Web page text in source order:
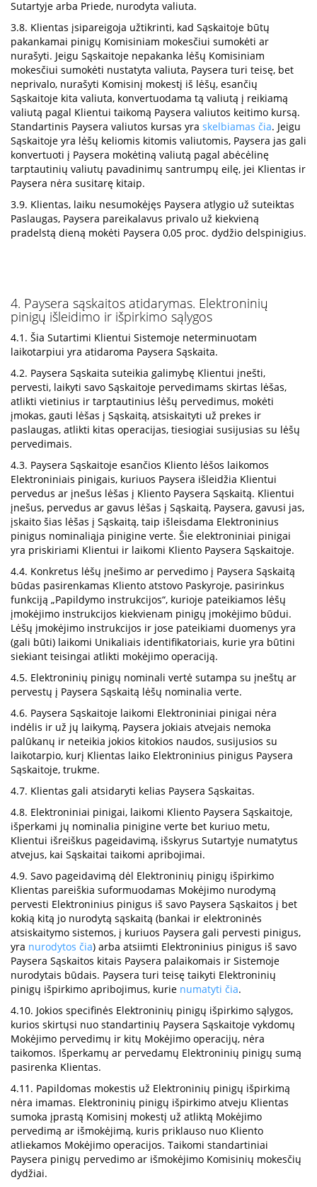
Sutartyje arba Priede, nurodyta valiuta.
3.8. Klientas įsipareigoja užtikrinti, kad Sąskaitoje būtų
pakankamai pinigų Komisiniam mokesčiui sumokėti ar
nurašyti. Jeigu Sąskaitoje nepakanka lėšų Komisiniam
mokesčiui sumokėti nustatyta valiuta, Paysera turi teisę, bet
neprivalo, nurašyti Komisinį mokestį iš lėšų, esančių
Sąskaitoje kita valiuta, konvertuodama tą valiutą į reikiamą
valiutą pagal Klientui taikomą Paysera valiutos keitimo kursą.
Standartinis Paysera valiutos kursas yra skelbiamas čia. Jeigu
Sąskaitoje yra lėšų keliomis kitomis valiutomis, Paysera jas gali
konvertuoti į Paysera mokėtiną valiutą pagal abėcėlinę
tarptautinių valiutų pavadinimų santrumpų eilę, jei Klientas ir
Paysera nėra susitarę kitaip.
3.9. Klientas, laiku nesumokėjęs Paysera atlygio už suteiktas
Paslaugas, Paysera pareikalavus privalo už kiekvieną
pradelstą dieną mokėti Paysera 0,05 proc. dydžio delspinigius.
4. Paysera sąskaitos atidarymas. Elektroninių
pinigų išleidimo ir išpirkimo sąlygos
4.1. Šia Sutartimi Klientui Sistemoje neterminuotam
laikotarpiui yra atidaroma Paysera Sąskaita.
4.2. Paysera Sąskaita suteikia galimybę Klientui įnešti,
pervesti, laikyti savo Sąskaitoje pervedimams skirtas lėšas,
atlikti vietinius ir tarptautinius lėšų pervedimus, mokėti
įmokas, gauti lėšas į Sąskaitą, atsiskaityti už prekes ir
paslaugas, atlikti kitas operacijas, tiesiogiai susijusias su lėšų
pervedimais.
4.3. Paysera Sąskaitoje esančios Kliento lėšos laikomos
Elektroniniais pinigais, kuriuos Paysera išleidžia Klientui
pervedus ar įnešus lėšas į Kliento Paysera Sąskaitą. Klientui
įnešus, pervedus ar gavus lėšas į Sąskaitą, Paysera, gavusi jas,
įskaito šias lėšas į Sąskaitą, taip išleisdama Elektroninius
pinigus nominaliąja pinigine verte. Šie elektroniniai pinigai
yra priskiriami Klientui ir laikomi Kliento Paysera Sąskaitoje.
4.4. Konkretus lėšų įnešimo ar pervedimo į Paysera Sąskaitą
būdas pasirenkamas Kliento atstovo Paskyroje, pasirinkus
funkciją „Papildymo instrukcijos“, kurioje pateikiamos lėšų
įmokėjimo instrukcijos kiekvienam pinigų įmokėjimo būdui.
Lėšų įmokėjimo instrukcijos ir jose pateikiami duomenys yra
(gali būti) laikomi Unikaliais identifikatoriais, kurie yra būtini
siekiant teisingai atlikti mokėjimo operaciją.
4.5. Elektroninių pinigų nominali vertė sutampa su įneštų ar
pervestų į Paysera Sąskaitą lėšų nominalia verte.
4.6. Paysera Sąskaitoje laikomi Elektroniniai pinigai nėra
indėlis ir už jų laikymą, Paysera jokiais atvejais nemoka
palūkanų ir neteikia jokios kitokios naudos, susijusios su
laikotarpio, kurį Klientas laiko Elektroninius pinigus Paysera
Sąskaitoje, trukme.
4.7. Klientas gali atsidaryti kelias Paysera Sąskaitas.
4.8. Elektroniniai pinigai, laikomi Kliento Paysera Sąskaitoje,
išperkami jų nominalia pinigine verte bet kuriuo metu,
Klientui išreiškus pageidavimą, išskyrus Sutartyje numatytus
atvejus, kai Sąskaitai taikomi apribojimai.
4.9. Savo pageidavimą dėl Elektroninių pinigų išpirkimo
Klientas pareiškia suformuodamas Mokėjimo nurodymą
pervesti Elektroninius pinigus iš savo Paysera Sąskaitos į bet
kokią kitą jo nurodytą sąskaitą (bankai ir elektroninės
atsiskaitymo sistemos, į kuriuos Paysera gali pervesti pinigus,
yra nurodytos čia) arba atsiimti Elektroninius pinigus iš savo
Paysera Sąskaitos kitais Paysera palaikomais ir Sistemoje
nurodytais būdais. Paysera turi teisę taikyti Elektroninių
pinigų išpirkimo apribojimus, kurie numatyti čia.
4.10. Jokios specifinės Elektroninių pinigų išpirkimo sąlygos,
kurios skirtųsi nuo standartinių Paysera Sąskaitoje vykdomų
Mokėjimo pervedimų ir kitų Mokėjimo operacijų, nėra
taikomos. Išperkamų ar pervedamų Elektroninių pinigų sumą
pasirenka Klientas.
4.11. Papildomas mokestis už Elektroninių pinigų išpirkimą
nėra imamas. Elektroninių pinigų išpirkimo atveju Klientas
sumoka įprastą Komisinį mokestį už atliktą Mokėjimo
pervedimą ar išmokėjimą, kuris priklauso nuo Kliento
atliekamos Mokėjimo operacijos. Taikomi standartiniai
Paysera pinigų pervedimo ar išmokėjimo Komisinių mokesčių
dydžiai.